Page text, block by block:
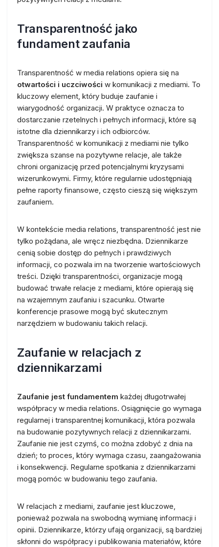
Transparentność jako
fundament zaufania
Transparentność w media relations opiera się na
otwartości i uczciwości w komunikacji z mediami. To
kluczowy element, który buduje zaufanie i
wiarygodność organizacji. W praktyce oznacza to
dostarczanie rzetelnych i pełnych informacji, które są
istotne dla dziennikarzy i ich odbiorców.
Transparentność w komunikacji z mediami nie tylko
zwiększa szanse na pozytywne relacje, ale także
chroni organizację przed potencjalnymi kryzysami
wizerunkowymi. Firmy, które regularnie udostępniają
pełne raporty finansowe, często cieszą się większym
zaufaniem.
W kontekście media relations, transparentność jest nie
tylko pożądana, ale wręcz niezbędna. Dziennikarze
cenią sobie dostęp do pełnych i prawdziwych
informacji, co pozwala im na tworzenie wartościowych
treści. Dzięki transparentności, organizacje mogą
budować trwałe relacje z mediami, które opierają się
na wzajemnym zaufaniu i szacunku. Otwarte
konferencje prasowe mogą być skutecznym
narzędziem w budowaniu takich relacji.
Zaufanie w relacjach z
dziennikarzami
Zaufanie jest fundamentem każdej długotrwałej
współpracy w media relations. Osiągnięcie go wymaga
regularnej i transparentnej komunikacji, która pozwala
na budowanie pozytywnych relacji z dziennikarzami.
Zaufanie nie jest czymś, co można zdobyć z dnia na
dzień; to proces, który wymaga czasu, zaangażowania
i konsekwencji. Regularne spotkania z dziennikarzami
mogą pomóc w budowaniu tego zaufania.
W relacjach z mediami, zaufanie jest kluczowe,
ponieważ pozwala na swobodną wymianę informacji i
opinii. Dziennikarze, którzy ufają organizacji, są bardziej
skłonni do współpracy i publikowania materiałów, które